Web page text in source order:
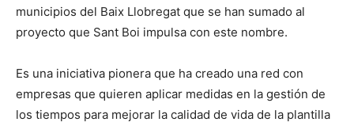
municipios del Baix Llobregat que se han sumado al
proyecto que Sant Boi impulsa con este nombre.
Es una iniciativa pionera que ha creado una red con
empresas que quieren aplicar medidas en la gestión de
los tiempos para mejorar la calidad de vida de la plantilla